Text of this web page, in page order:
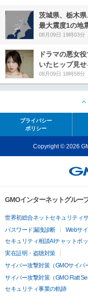
茨城県、栃木
最大震度1の地
08月09日 19時03分
ドラマの悪女
いたヒップ見せ
08月09日 18時58分
プライバシー
ポリシー
Copyright © 2026
GMOインターネットグルー
世界初総合ネットセキュリティ
パスワード漏洩診断
Webサ
セキュリティ相談AIチャットボッ
実在証明・盗聴対策
サイバー攻撃対策（GMOサイバ
サイバー攻撃対策（GMO Flatt
セキュリティ事業の軌跡